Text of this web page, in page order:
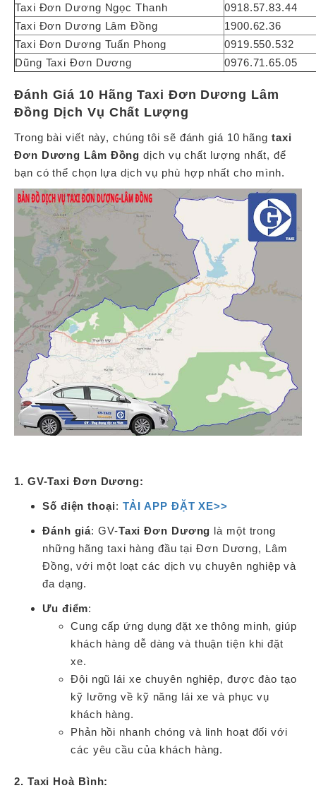
Taxi Đơn Dương Ngọc Thanh
0918.57.83.44
Taxi Đơn Dương Lâm Đồng
1900.62.36
Taxi Đơn Dương Tuấn Phong
0919.550.532
Dũng Taxi Đơn Dương
0976.71.65.05
Đánh Giá 10 Hãng Taxi Đơn Dương Lâm
Đồng Dịch Vụ Chất Lượng
Trong bài viết này, chúng tôi sẽ đánh giá 10 hãng taxi
Đơn Dương Lâm Đồng dịch vụ chất lượng nhất, để
bạn có thể chọn lựa dịch vụ phù hợp nhất cho mình.
1. GV-Taxi Đơn Dương:
Số điện thoại: TẢI APP ĐẶT XE>>
Đánh giá: GV-Taxi Đơn Dương là một trong
những hãng taxi hàng đầu tại Đơn Dương, Lâm
Đồng, với một loạt các dịch vụ chuyên nghiệp và
đa dạng.
Ưu điểm:
Cung cấp ứng dụng đặt xe thông minh, giúp
khách hàng dễ dàng và thuận tiện khi đặt
xe.
Đội ngũ lái xe chuyên nghiệp, được đào tạo
kỹ lưỡng về kỹ năng lái xe và phục vụ
khách hàng.
Phản hồi nhanh chóng và linh hoạt đối với
các yêu cầu của khách hàng.
2. Taxi Hoà Bình: